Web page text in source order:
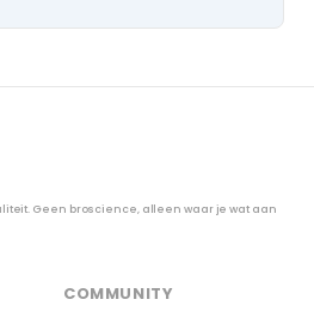
Geen broscience, alleen waar je wat aan
COMMUNITY